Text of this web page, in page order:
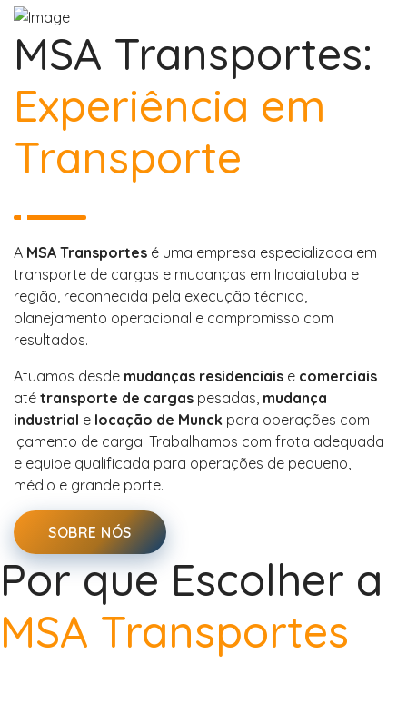
MSA Transportes:
Experiência em
Transporte
A MSA Transportes é uma empresa especializada em
transporte de cargas e mudanças em Indaiatuba e
região, reconhecida pela execução técnica,
planejamento operacional e compromisso com
resultados.
Atuamos desde mudanças residenciais e comerciais
até transporte de cargas pesadas, mudança
industrial e locação de Munck para operações com
içamento de carga. Trabalhamos com frota adequada
e equipe qualificada para operações de pequeno,
médio e grande porte.
SOBRE NÓS
Por que Escolher a
MSA Transportes